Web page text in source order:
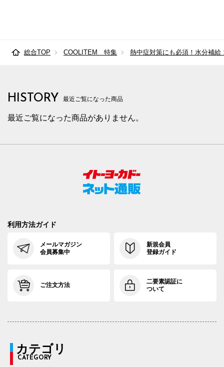
総合TOP COOLITEM 特集 熱中症対策にも必須！水分補給
HISTORY 最近ご覧になった商品
最近ご覧になった商品がありません。
利用方法ガイド
メールマガジン
会員募集中
新規会員
登録ガイド
ご注文方法
二要素認証に
ついて
カテゴリ
CATEGORY